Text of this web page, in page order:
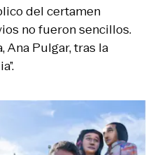
del certamen
no fueron sencillos.
Ana Pulgar, tras la